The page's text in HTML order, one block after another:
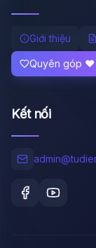
Giới thiệu
Quyên góp ❤️
Kết nối